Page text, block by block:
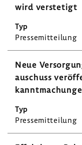
wird verste­tigt
Pres­se­mit­tei­lung
Neue
auschuss
Pres­se­mit­tei­lung